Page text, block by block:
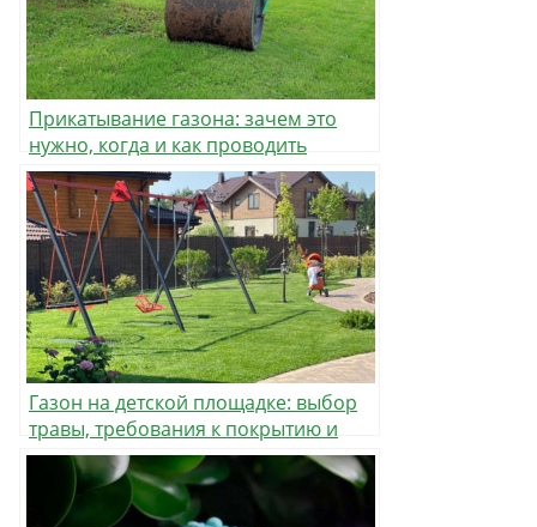
Прикатывание газона: зачем это
нужно, когда и как проводить
Газон на детской площадке: выбор
травы, требования к покрытию и
правила ухода